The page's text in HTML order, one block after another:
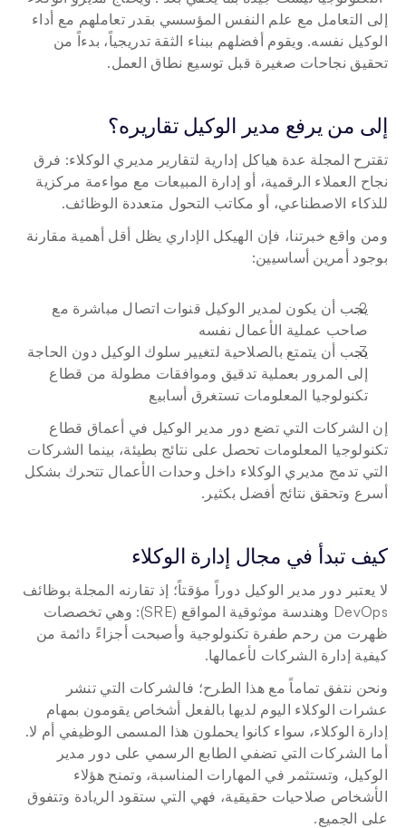
تحقيق نجاحات صغيرة قبل توسيع نطاق العمل.
إلى من يرفع مدير الوكيل تقاريره؟
للذكاء الاصطناعي، أو مكاتب التحول متعددة الوظائف.
بوجود أمرين أساسيين:
صاحب عملية الأعمال نفسه
تكنولوجيا المعلومات تستغرق أسابيع
أسرع وتحقق نتائج أفضل بكثير.
كيف تبدأ في مجال إدارة الوكلاء
كيفية إدارة الشركات لأعمالها.
على الجميع.